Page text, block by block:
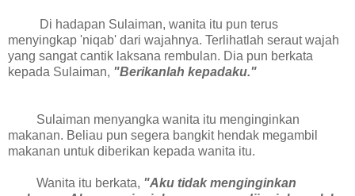
Di hadapan Sulaiman, wanita itu pun terus
menyingkap 'niqab' dari wajahnya. Terlihatlah seraut wajah
yang sangat cantik laksana rembulan. Dia pun berkata
kepada Sulaiman, "Berikanlah kepadaku."
Sulaiman menyangka wanita itu menginginkan
makanan. Beliau pun segera bangkit hendak megambil
makanan untuk diberikan kepada wanita itu.
Wanita itu berkata, "Aku tidak menginginkan